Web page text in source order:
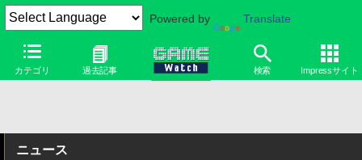
Powered by Translate
カテゴリ 過去記事 検索 Impressサイト
ニュース